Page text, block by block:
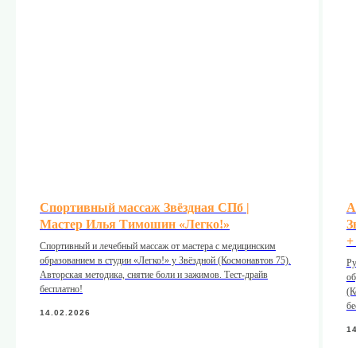
Спортивный массаж Звёздная СПб |
Мастер Илья Тимошин «Легко!»
Спортивный и лечебный массаж от мастера с медицинским
образованием в студии «Легко!» у Звёздной (Космонавтов 75).
Авторская методика, снятие боли и зажимов. Тест-драйв
бесплатно!
14.02.2026
+